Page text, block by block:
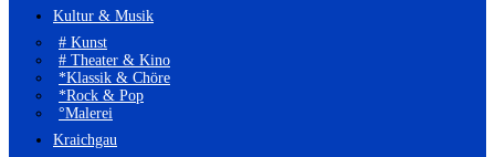
Kultur & Musik
# Kunst
# Theater & Kino
*Klassik & Chöre
*Rock & Pop
°Malerei
Kraichgau